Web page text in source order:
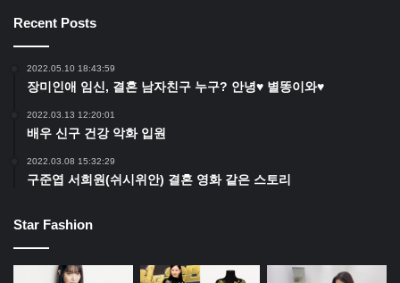
Recent Posts
2022.05.10 18:43:59
장미인애 임신, 결혼 남자친구 누구? 안녕♥ 별똥이와♥
2022.03.13 12:20:01
배우 신구 건강 악화 입원
2022.03.08 15:32:29
구준엽 서희원(쉬시위안) 결혼 영화 같은 스토리
Star Fashion